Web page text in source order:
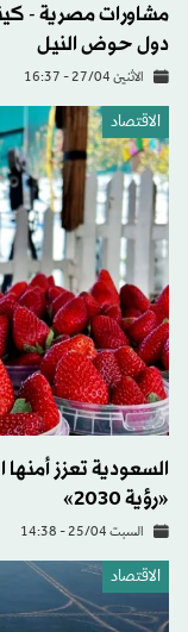
مشاورات مصرية -
دول حوض النيل
الاثنين 27/04 - 16:37
الاقتصاد
السعودية تعزز
«رؤية 2030»
السبت 25/04 - 14:38
الاقتصاد